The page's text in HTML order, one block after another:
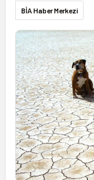
BİA Haber Merkezi